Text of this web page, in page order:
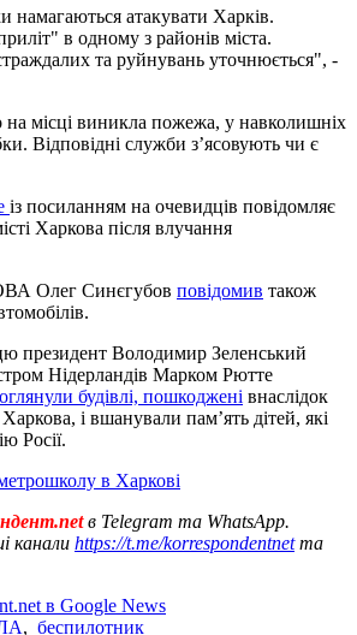
намагаються атакувати Харків.
в одному з районів міста.
та руйнувань уточнюється", -
місці виникла пожежа, у навколишніх
Відповідні служби зʼясовують чи є
із посиланням на очевидців повідомляє
Харкова після влучання
Олег Синєгубов повідомив також
президент Володимир Зеленський
Нідерландів Марком Рютте
будівлі, пошкоджені внаслідок
Харкова, і вшанували пам’ять дітей, які
Росії.
в Харкові
в Telegram та WhatsApp.
канали https://t.me/korrespondentnetта
в Google News
, беспилотник